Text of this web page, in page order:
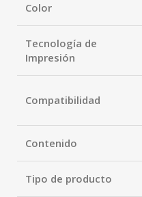
Color
Tecnología de
Impresión
Compatibilidad
Contenido
Tipo de producto